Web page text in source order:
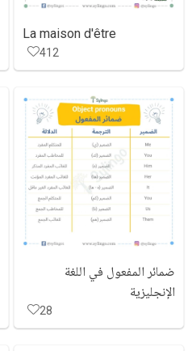
La maison d'être
412
ضمائر المفعول في اللغة
الإنجليزية
28